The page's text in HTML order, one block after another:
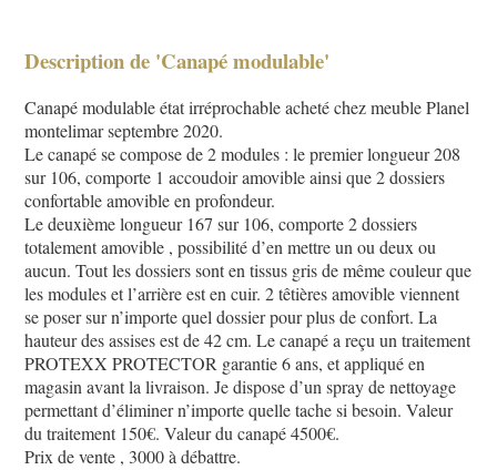
Description de 'Canapé modulable'
Canapé modulable état irréprochable acheté chez meuble Planel
montelimar septembre 2020.
Le canapé se compose de 2 modules : le premier longueur 208
sur 106, comporte 1 accoudoir amovible ainsi que 2 dossiers
confortable amovible en profondeur.
Le deuxième longueur 167 sur 106, comporte 2 dossiers
totalement amovible , possibilité d’en mettre un ou deux ou
aucun. Tout les dossiers sont en tissus gris de même couleur que
les modules et l’arrière est en cuir. 2 têtières amovible viennent
se poser sur n’importe quel dossier pour plus de confort. La
hauteur des assises est de 42 cm. Le canapé a reçu un traitement
PROTEXX PROTECTOR garantie 6 ans, et appliqué en
magasin avant la livraison. Je dispose d’un spray de nettoyage
permettant d’éliminer n’importe quelle tache si besoin. Valeur
du traitement 150€. Valeur du canapé 4500€.
Prix de vente , 3000 à débattre.